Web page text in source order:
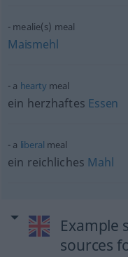
mealie(s) meal
Maismehl
a heartymeal
ein herzhaftes Essen
a liberal meal
ein reichliches Mahl
Example
sources